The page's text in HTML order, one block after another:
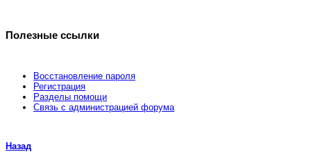
Полезные ссылки
Восстановление пароля
Регистрация
Разделы помощи
Связь с администрацией форума
Назад